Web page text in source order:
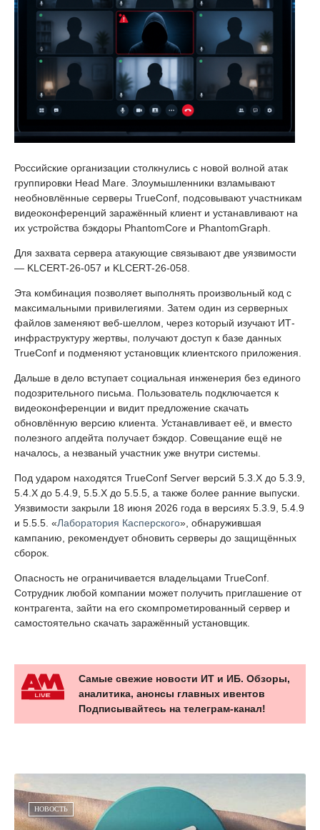
Российские организации столкнулись с новой волной атак
группировки Head Mare. Злоумышленники взламывают
необновлённые серверы TrueConf, подсовывают участникам
видеоконференций заражённый клиент и устанавливают на
их устройства бэкдоры PhantomCore и PhantomGraph.
Для захвата сервера атакующие связывают две уязвимости
— KLCERT-26-057 и KLCERT-26-058.
Эта комбинация позволяет выполнять произвольный код с
максимальными привилегиями. Затем один из серверных
файлов заменяют веб-шеллом, через который изучают ИТ-
инфраструктуру жертвы, получают доступ к базе данных
TrueConf и подменяют установщик клиентского приложения.
Дальше в дело вступает социальная инженерия без единого
подозрительного письма. Пользователь подключается к
видеоконференции и видит предложение скачать
обновлённую версию клиента. Устанавливает её, и вместо
полезного апдейта получает бэкдор. Совещание ещё не
началось, а незваный участник уже внутри системы.
Под ударом находятся TrueConf Server версий 5.3.X до 5.3.9,
5.4.X до 5.4.9, 5.5.X до 5.5.5, а также более ранние выпуски.
Уязвимости закрыли 18 июня 2026 года в версиях 5.3.9, 5.4.9
и 5.5.5. «Лаборатория Касперского», обнаружившая
кампанию, рекомендует обновить серверы до защищённых
сборок.
Опасность не ограничивается владельцами TrueConf.
Сотрудник любой компании может получить приглашение от
контрагента, зайти на его скомпрометированный сервер и
самостоятельно скачать заражённый установщик.
Самые свежие новости ИТ и ИБ. Обзоры,
аналитика, анонсы главных ивентов
Подписывайтесь на телеграм-канал!
НОВОСТЬ